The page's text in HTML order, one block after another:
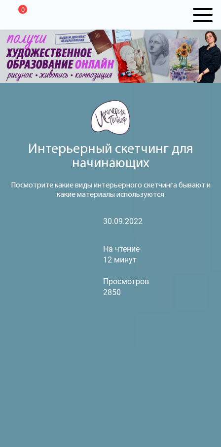
0
Интерьерный скетчинг для
начинающих
Посмотрите какие виды интерьерного скетчинга бывают и
какие материалы используются
30.09.2022
На чтение
12 минут
Просмотров
2850